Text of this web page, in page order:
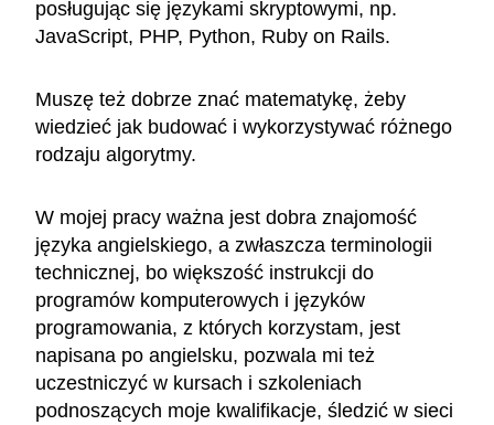
posługując się językami skryptowymi, np.
JavaScript, PHP, Python, Ruby on Rails.
Muszę też dobrze znać matematykę, żeby
wiedzieć jak budować i wykorzystywać różnego
rodzaju algorytmy.
W mojej pracy ważna jest dobra znajomość
języka angielskiego, a zwłaszcza terminologii
technicznej, bo większość instrukcji do
programów komputerowych i języków
programowania, z których korzystam, jest
napisana po angielsku, pozwala mi też
uczestniczyć w kursach i szkoleniach
podnoszących moje kwalifikacje, śledzić w sieci